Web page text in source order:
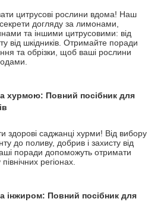
цитрусові рослини вдома! Наш
догляду за лимонами,
та іншими цитрусовими: від
від шкідників. Отримайте поради
та обрізки, щоб ваші рослини
хурмою: Повний посібник для
здорові саджанці хурми! Від вибору
до поливу, добрив і захисту від
поради допоможуть отримати
регіонах.
інжиром: Повний посібник для